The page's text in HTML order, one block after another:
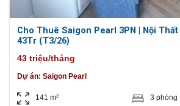
Cho Thuê Saigon Pearl 3PN | Nội Thất
43Tr (T3/26)
43 triệu/tháng
Dự án: Saigon Pearl
141 m²
3 phòng